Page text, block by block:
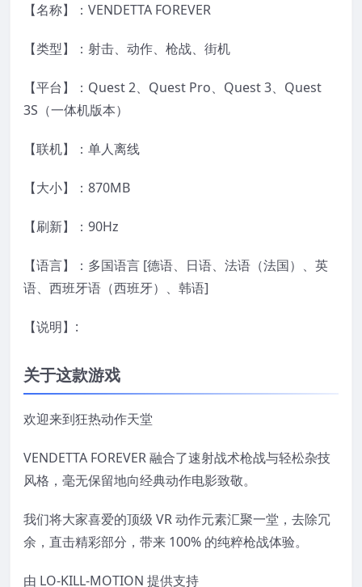
【名称】：VENDETTA FOREVER
【类型】：射击、动作、枪战、街机
【平台】：Quest 2、Quest Pro、Quest 3、Quest
3S（一体机版本）
【联机】：单人离线
【大小】：870MB
【刷新】：90Hz
【语言】：多国语言 [德语、日语、法语（法国）、英
语、西班牙语（西班牙）、韩语]
【说明】:
关于这款游戏
欢迎来到狂热动作天堂
VENDETTA FOREVER 融合了速射战术枪战与轻松杂技
风格，毫无保留地向经典动作电影致敬。
我们将大家喜爱的顶级 VR 动作元素汇聚一堂，去除冗
余，直击精彩部分，带来 100% 的纯粹枪战体验。
由 LO-KILL-MOTION 提供支持